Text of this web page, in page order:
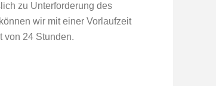
zu Unterforderung des
wir mit einer Vorlaufzeit
von 24 Stunden.